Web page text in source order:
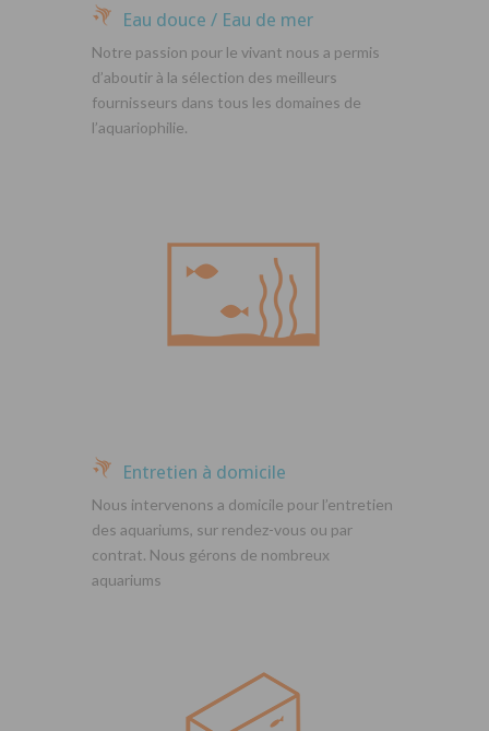
Eau douce / Eau de mer
Notre passion pour le vivant nous a permis
d’aboutir à la sélection des meilleurs
fournisseurs dans tous les domaines de
l’aquariophilie.
Entretien à domicile
Nous intervenons a domicile pour l’entretien
des aquariums, sur rendez-vous ou par
contrat. Nous gérons de nombreux
aquariums